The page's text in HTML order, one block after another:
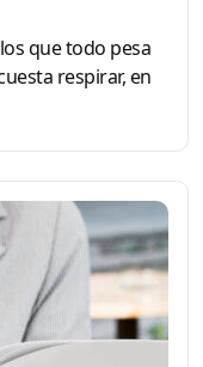
que todo pesa
respirar, en